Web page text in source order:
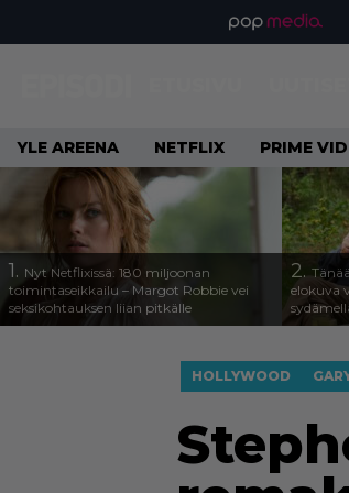
YLE AREENA NETFLIX PRIME
1. Nyt Netflixissä: 180 miljoonan
toimintaseikkailu – Margot Robbie vei
seksikohtauksen liian pitkälle
2.
elokuva
HOLLYWOOD